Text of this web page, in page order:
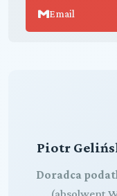
Email
Piotr
Doradca
(absolwent